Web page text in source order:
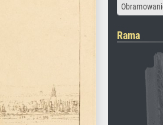
Rama